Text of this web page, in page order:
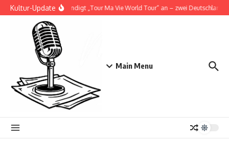
Zum Inhalt springen
Kultur-Update
Doja Cat kündigt „Tour Ma Vie World Tour“ an – zwei
Main Menu